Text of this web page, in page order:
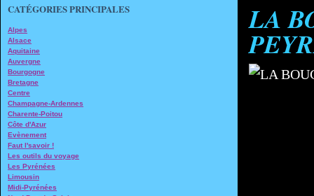
CATÉGORIES PRINCIPALES
Alpes
Alsace
Aquitaine
Auvergne
Bourgogne
Bretagne
Centre
Champagne-Ardennes
Charente-Poitou
Côte d'Azur
Evènement
Faut l'savoir !
Les outils du voyage
Les Pyrénées
Limousin
Midi-Pyrénées
LA